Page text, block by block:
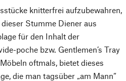
knitterfrei aufzubewahren,
Stumme Diener aus
für den Inhalt der
poche bzw. Gentlemen’s Tray
oftmals, bietet dieses
die man tagsüber „am Mann“